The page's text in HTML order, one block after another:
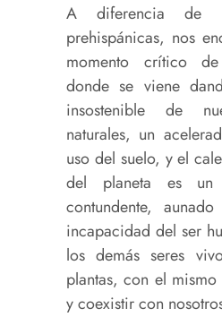
A diferencia de
prehispánicas, nos
momento crítico
donde se viene
insostenible de
naturales, un
uso del suelo, y el
del planeta es
contundente,
incapacidad del ser
los demás seres
plantas, con el
y coexistir con